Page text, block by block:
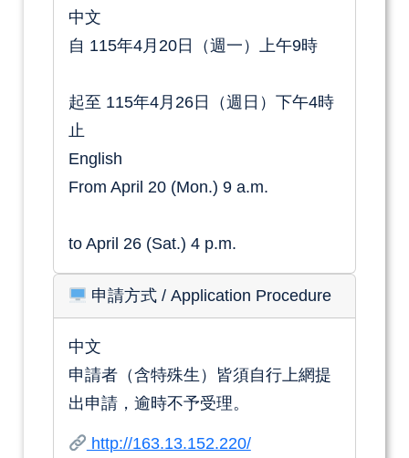
中文
自 115年4月20日（週一）上午9時
起至 115年4月26日（週日）下午4時
止
English
From April 20 (Mon.) 9 a.m.
to April 26 (Sat.) 4 p.m.
申請方式 / Application Procedure
中文
申請者（含特殊生）皆須自行上網提
出申請，逾時不予受理。
http://163.13.152.220/